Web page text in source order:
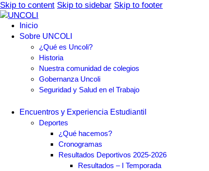
Skip to content Skip to sidebar Skip to footer
Inicio
Sobre UNCOLI
¿Qué es Uncoli?
Historia
Nuestra comunidad de colegios
Gobernanza Uncoli
Seguridad y Salud en el Trabajo
Encuentros y Experiencia Estudiantil
Deportes
¿Qué hacemos?
Cronogramas
Resultados Deportivos 2025-2026
Resultados – I Temporada